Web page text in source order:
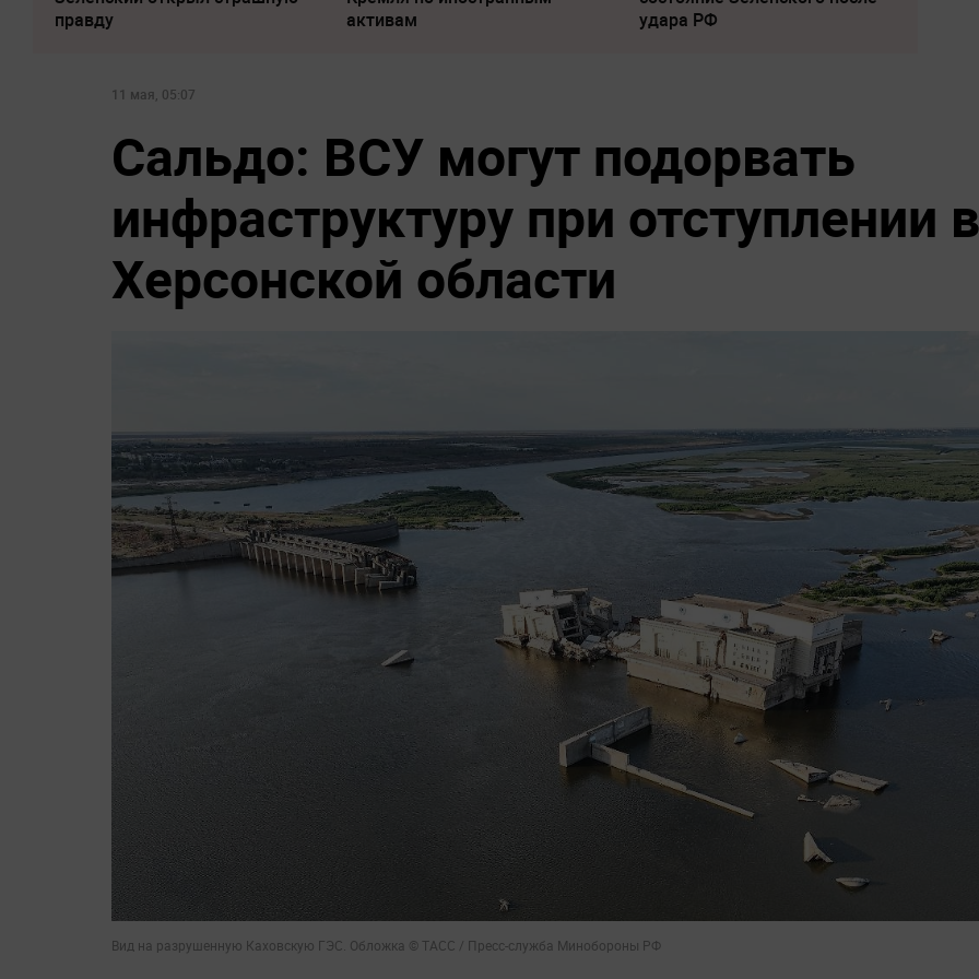
правду
активам
удара РФ
11 мая, 05:07
Сальдо: ВСУ могут подорвать
инфраструктуру при отступлении в
Херсонской области
Вид на разрушенную Каховскую ГЭС. Обложка © ТАСС / Пресс-служба Минобороны РФ